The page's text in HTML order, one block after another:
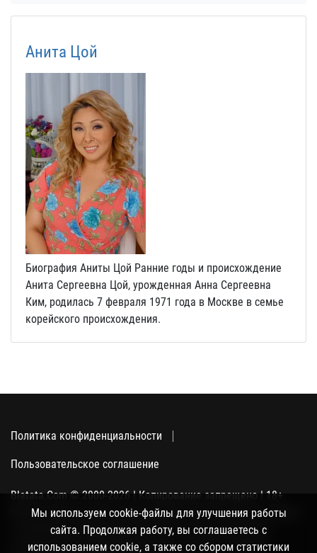
Анита Цой
Биография Аниты Цой Ранние годы и происхождение
Анита Сергеевна Цой, урожденная Анна Сергеевна
Ким, родилась 7 февраля 1971 года в Москве в семье
корейского происхождения.
Политика конфиденциальности
Пользовательское соглашение
Blatata.Com © 2000-2026 | Копирование запрещено | 18+
Использование сайта подразумевает ваше полное согласие
с политикой конфиденциальности, пользовательским
соглашением и поддержкой куки, а также со сбором
Мы используем cookie-файлы для улучшения работы
сайта. Продолжая работу, вы соглашаетесь с
использованием cookie, а также со сбором статистики